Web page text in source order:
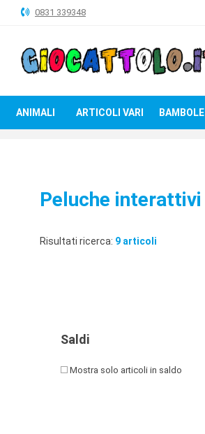
ANIMALI
BAMBOLE
GIOCHI
0831 339348
ANIMALI ARTICOLI VARI BAMBOLE
Peluche interattivi
Risultati ricerca: 9 articoli
Saldi
Mostra solo articoli in saldo